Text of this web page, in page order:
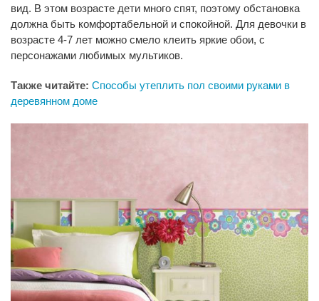
вид. В этом возрасте дети много спят, поэтому обстановка
должна быть комфортабельной и спокойной. Для девочки в
возрасте 4-7 лет можно смело клеить яркие обои, с
персонажами любимых мультиков.
Также читайте: Способы утеплить пол своими руками в
деревянном доме